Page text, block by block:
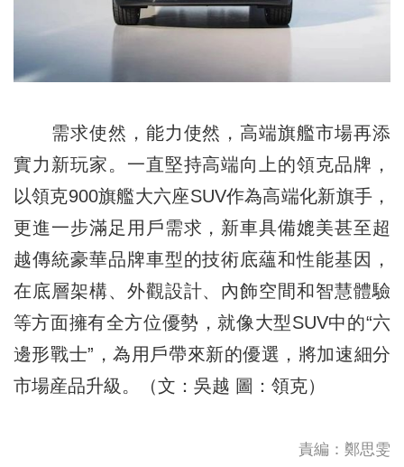
需求使然，能力使然，高端旗艦市場再添
實力新玩家。一直堅持高端向上的領克品牌，
以領克900旗艦大六座SUV作為高端化新旗手，
更進一步滿足用戶需求，新車具備媲美甚至超
越傳統豪華品牌車型的技術底蘊和性能基因，
在底層架構、外觀設計、內飾空間和智慧體驗
等方面擁有全方位優勢，就像大型SUV中的“六
邊形戰士”，為用戶帶來新的優選，將加速細分
市場産品升級。（文：吳越 圖：領克）
責編：鄭思雯